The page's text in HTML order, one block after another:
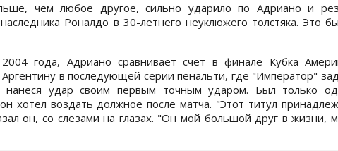
чем любое другое, сильно ударило по Адриано и
Роналдо в 30-летнего неуклюжего толстяка. Это
года, Адриано сравнивает счет в финале Кубка
в последующей серии пенальти, где "Император"
нанеся удар своим первым точным ударом. Был только
хотел воздать должное после матча. "Этот титул
он, со слезами на глазах. "Он мой большой друг в жизни,